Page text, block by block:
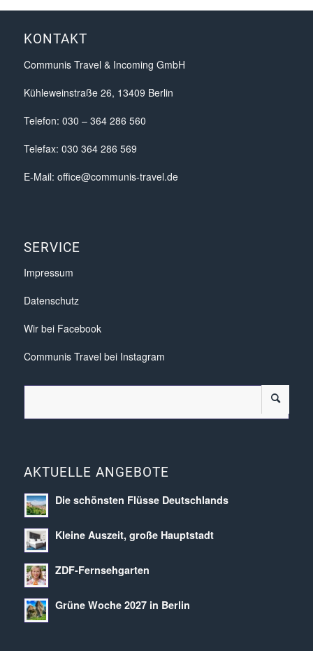
KONTAKT
Communis Travel & Incoming GmbH
Kühleweinstraße 26, 13409 Berlin
Telefon: 030 – 364 286 560
Telefax: 030 364 286 569
E-Mail: office@communis-travel.de
SERVICE
Impressum
Datenschutz
Wir bei Facebook
Communis Travel bei Instagram
AKTUELLE ANGEBOTE
Die schönsten Flüsse Deutschlands
Kleine Auszeit, große Hauptstadt
ZDF-Fernsehgarten
Grüne Woche 2027 in Berlin